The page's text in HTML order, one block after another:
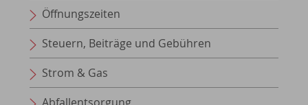
Öffnungszeiten
Steuern, Beiträge und Gebühren
Strom & Gas